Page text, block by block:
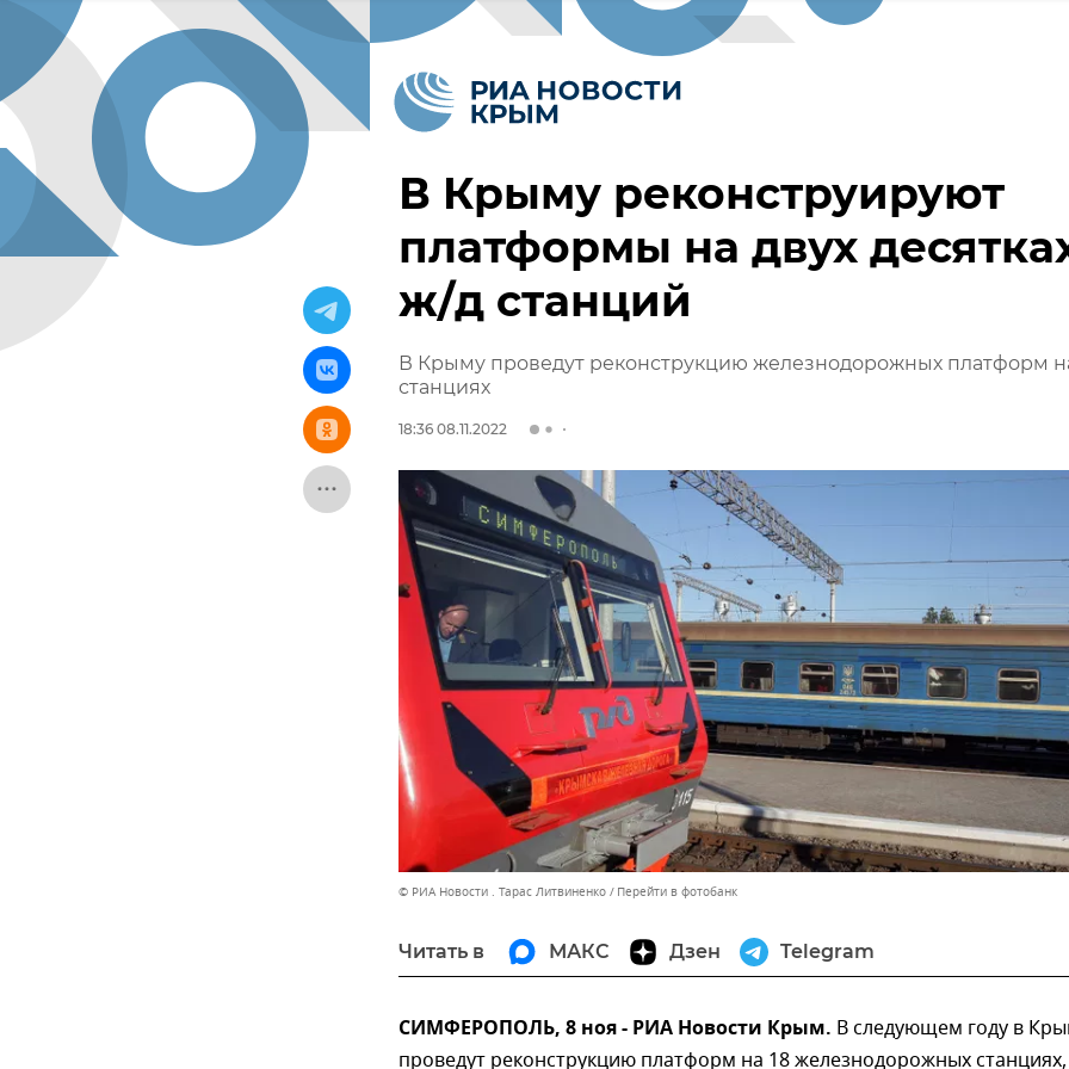
В Крыму реконструируют
платформы на двух
ж/д станций
В Крыму проведут реконструкцию железнодорожных платформ
станциях
18:36 08.11.2022
© РИА Новости . Тарас Литвиненко Перейти в фотобанк
Читать в МАКС Дзен Telegram
СИМФЕРОПОЛЬ, 8 ноя - РИА Новости Крым. В следующем году в
проведут реконструкцию платформ на 18 железнодорожных станциях,